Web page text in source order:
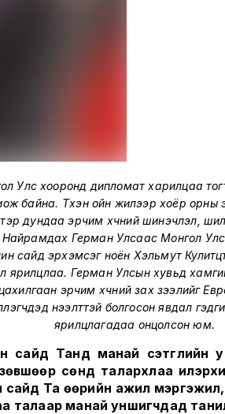
Улс хооронд дипломат харилцаа
байна. Түүхэн ойн жилээр хоёр орны
дундаа эрчим хүчний шинэчлэл,
Найрамдах Герман Улсаас Монгол
сайд эрхэмсэг ноён Хэльмут
ярилцлаа. Герман Улсын хувьд
эрчим хүчний зах зээлийг
нээлттэй болгосон явдал
ярилцлагадаа онцолсон юм.
сайд Танд манай сэтгүүлийн
сөнд талархлаа
сайд Та өөрийн ажил
талаар манай уншигчдад